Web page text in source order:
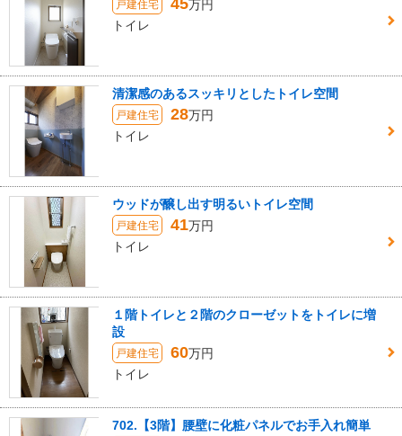
戸建住宅 45万円
トイレ
清潔感のあるスッキリとしたトイレ空間
戸建住宅 28万円
トイレ
ウッドが醸し出す明るいトイレ空間
戸建住宅 41万円
トイレ
１階トイレと２階のクローゼットをトイレに増
設
戸建住宅 60万円
トイレ
702.【3階】腰壁に化粧パネルでお手入れ簡単